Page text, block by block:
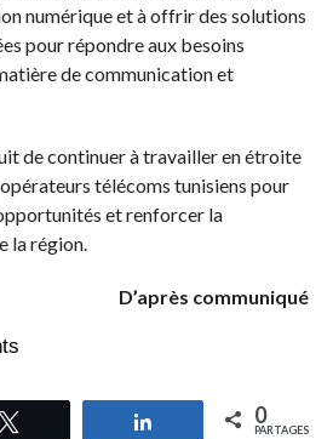
numérique et à offrir des solutions
pour répondre aux besoins
de communication et
de continuer à travailler en étroite
télécoms tunisiens pour
et renforcer la
la région.
D’après communiqué
Partagez 0
PARTAGES